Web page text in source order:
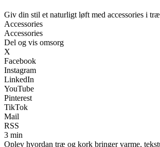
Giv din stil et naturligt løft med accessories i
Accessories
Accessories
Del og vis omsorg
X
Facebook
Instagram
LinkedIn
YouTube
Pinterest
TikTok
Mail
RSS
3 min
Oplev hvordan træ og kork bringer varme,